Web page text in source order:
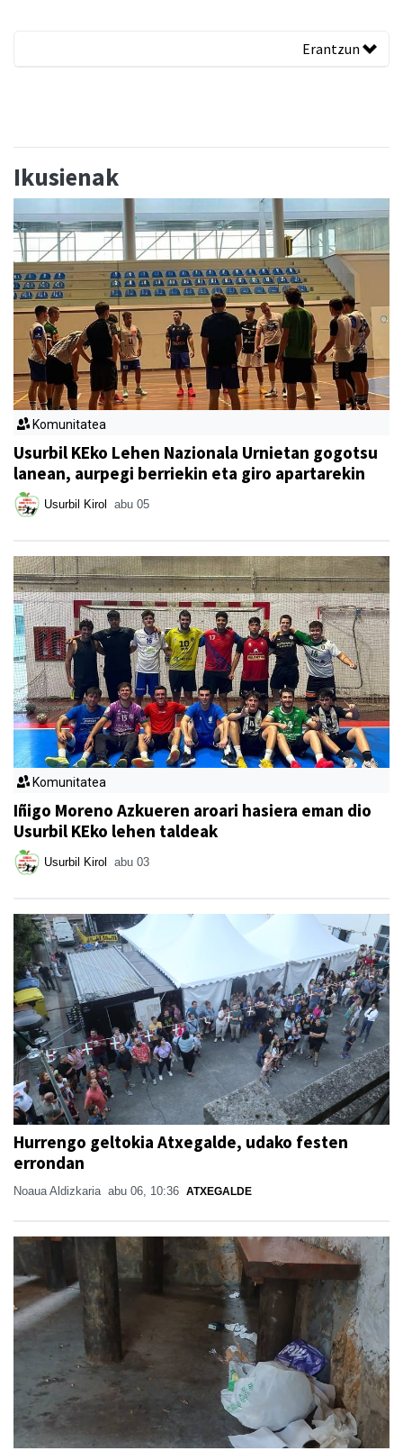
Erantzun
Ikusienak
Komunitatea
Usurbil KEko Lehen Nazionala Urnietan gogotsu
lanean, aurpegi berriekin eta giro apartarekin
Usurbil Kirol abu 05
Komunitatea
Iñigo Moreno Azkueren aroari hasiera eman dio
Usurbil KEko lehen taldeak
Usurbil Kirol abu 03
Hurrengo geltokia Atxegalde, udako festen
errondan
Noaua Aldizkaria abu 06, 10:36 ATXEGALDE